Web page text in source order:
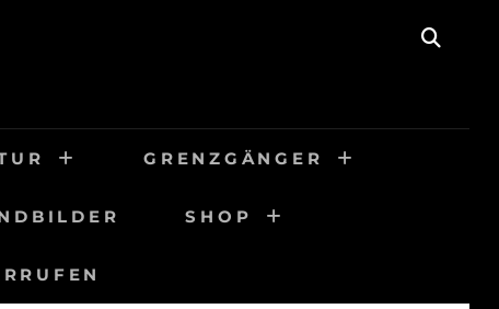
GRENZGÄNGER
SHOP